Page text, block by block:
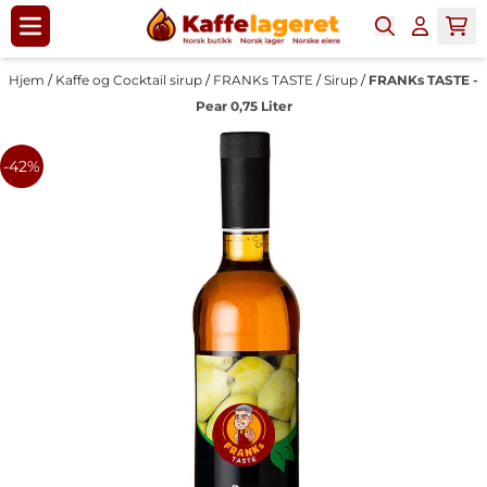
Hopp til innhold
Hjem / Kaffe og Cocktail sirup / FRANKs TASTE /Sirup / FRANKs TASTE -
Pear 0,75 Liter
-42%